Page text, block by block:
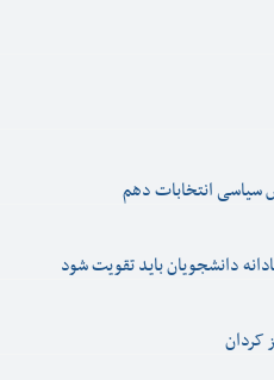
سیاسی انتخابات دهم
دانشجويان بايد تقويت شود
کردان